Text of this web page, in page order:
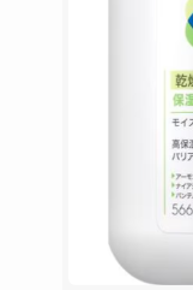
食紅はどこで買
均で売ってる？